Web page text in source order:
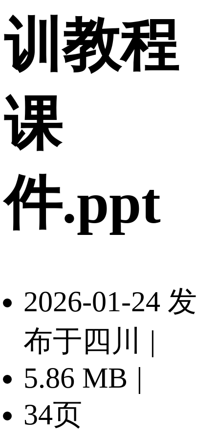
训教程
课
件.ppt
2026-01-24 发
布于四川
|
5.86 MB |
34页